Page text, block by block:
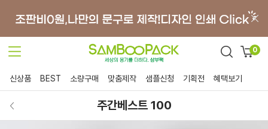
0
신상품 BEST 소량구매 맞춤제작 샘플신청 기획전 혜택보기
주간베스트 100